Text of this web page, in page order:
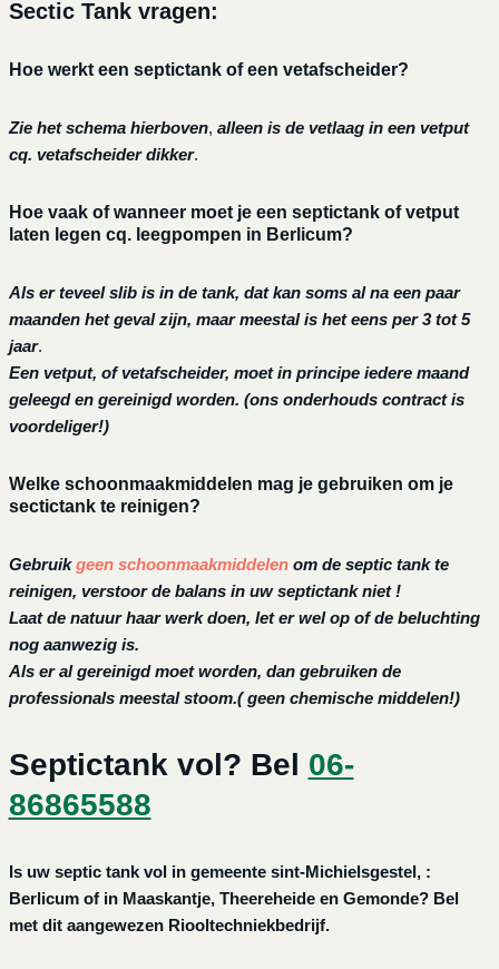
Sectic Tank vragen:
Hoe werkt een septictank of een vetafscheider?
Zie het schema hierboven, alleen is de vetlaag in een vetput
cq. vetafscheider dikker.
Hoe vaak of wanneer moet je een septictank of vetput
laten legen cq. leegpompen in Berlicum?
Als er teveel slib is in de tank, dat kan soms al na een paar
maanden het geval zijn, maar meestal is het eens per 3 tot 5
jaar.
Een vetput, of vetafscheider, moet in principe iedere maand
geleegd en gereinigd worden. (ons onderhouds contract is
voordeliger!)
Welke schoonmaakmiddelen mag je gebruiken om je
sectictank te reinigen?
Gebruikgeen schoonmaakmiddelen om de septic tank te
reinigen, verstoor de balans in uw septictank niet !
Laat de natuur haar werk doen, let er wel op of de beluchting
nog aanwezig is.
Als er al gereinigd moet worden, dan gebruiken de
professionals meestal stoom.( geen chemische middelen!)
Septictank vol? Bel 06-
86865588
Is uw septic tank vol in gemeente sint-Michielsgestel, :
Berlicum of in Maaskantje, Theereheide en Gemonde? Bel
met dit aangewezen Riooltechniekbedrijf.